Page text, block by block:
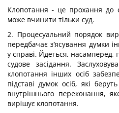
Клопотання - це прохання до
може вчинити тільки суд.
2. Процесуальний порядок
передбачає з‘ясування думки
у справі. Йдеться, насамперед,
судове засідання.
клопотання інших осіб
підставі думок осіб, які
внутрішнього переконання,
вирішує клопотання.